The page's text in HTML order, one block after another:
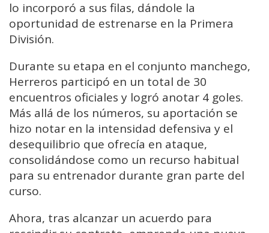
lo incorporó a sus filas, dándole la
oportunidad de estrenarse en la Primera
División.
Durante su etapa en el conjunto manchego,
Herreros participó en un total de 30
encuentros oficiales y logró anotar 4 goles.
Más allá de los números, su aportación se
hizo notar en la intensidad defensiva y el
desequilibrio que ofrecía en ataque,
consolidándose como un recurso habitual
para su entrenador durante gran parte del
curso.
Ahora, tras alcanzar un acuerdo para